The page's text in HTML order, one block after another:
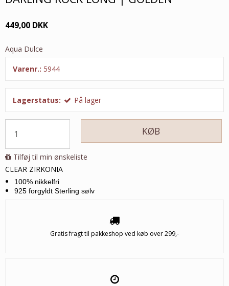
449,00 DKK
Aqua Dulce
Varenr.: 5944
Lagerstatus: På lager
KØB
Tilføj til min ønskeliste
CLEAR ZIRKONIA
100% nikkelfri
925 forgyldt Sterling sølv
Gratis fragt til pakkeshop ved køb over 299,-